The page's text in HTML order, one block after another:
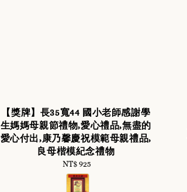
【獎牌】長35寬44 國小老師感謝學
生媽媽母親節禮物,愛心禮品,無盡的
愛心付出,康乃馨慶祝模範母親禮品,
良母楷模紀念禮物
Regular
price
NT$ 925